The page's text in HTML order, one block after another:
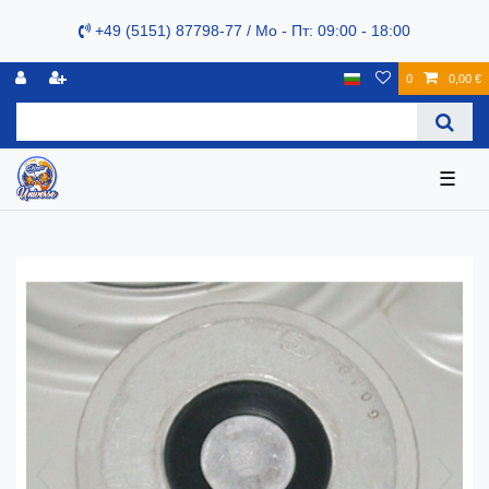
+49 (5151) 87798-77 / Mo - Пт: 09:00 - 18:00
0 0,00 €
☰